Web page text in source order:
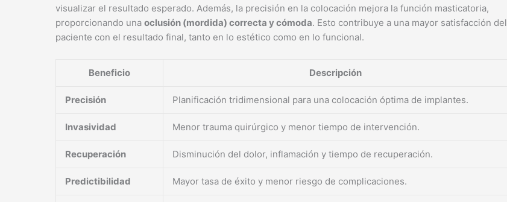
visualizar el resultado esperado. Además, la precisión en la colocación mejora la función masticatoria,
proporcionando una oclusión (mordida) correcta y cómoda. Esto contribuye a una mayor satisfacción del
paciente con el resultado final, tanto en lo estético como en lo funcional.
Beneficio Descripción
Precisión Planificación tridimensional para una colocación óptima de implantes.
Invasividad Menor trauma quirúrgico y menor tiempo de intervención.
Recuperación Disminución del dolor, inflamación y tiempo de recuperación.
Predictibilidad Mayor tasa de éxito y menor riesgo de complicaciones.